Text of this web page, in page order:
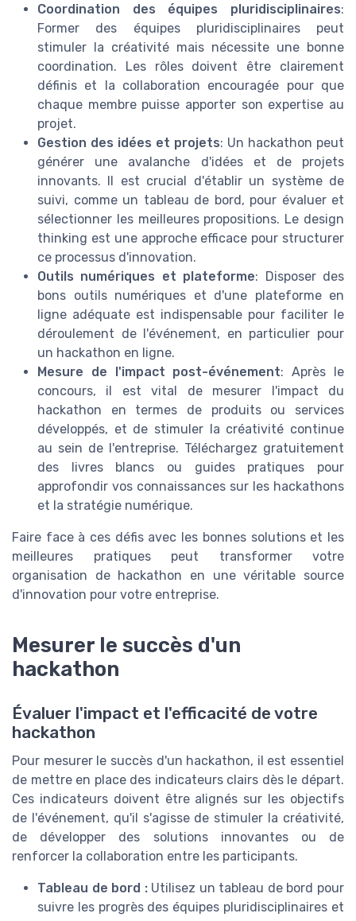
Coordination des équipes pluridisciplinaires:
Former des équipes pluridisciplinaires peut
stimuler la créativité mais nécessite une bonne
coordination. Les rôles doivent être clairement
définis et la collaboration encouragée pour que
chaque membre puisse apporter son expertise au
projet.
Gestion des idées et projets: Un hackathon peut
générer une avalanche d'idées et de projets
innovants. Il est crucial d'établir un système de
suivi, comme un tableau de bord, pour évaluer et
sélectionner les meilleures propositions. Le design
thinking est une approche efficace pour structurer
ce processus d'innovation.
Outils numériques et plateforme: Disposer des
bons outils numériques et d'une plateforme en
ligne adéquate est indispensable pour faciliter le
déroulement de l'événement, en particulier pour
un hackathon en ligne.
Mesure de l'impact post-événement: Après le
concours, il est vital de mesurer l'impact du
hackathon en termes de produits ou services
développés, et de stimuler la créativité continue
au sein de l'entreprise. Téléchargez gratuitement
des livres blancs ou guides pratiques pour
approfondir vos connaissances sur les hackathons
et la stratégie numérique.
Faire face à ces défis avec les bonnes solutions et les
meilleures pratiques peut transformer votre
organisation de hackathon en une véritable source
d'innovation pour votre entreprise.
Mesurer le succès d'un
hackathon
Évaluer l'impact et l'efficacité de votre
hackathon
Pour mesurer le succès d'un hackathon, il est essentiel
de mettre en place des indicateurs clairs dès le départ.
Ces indicateurs doivent être alignés sur les objectifs
de l'événement, qu'il s'agisse de stimuler la créativité,
de développer des solutions innovantes ou de
renforcer la collaboration entre les participants.
Tableau de bord :Utilisez un tableau de bord pour
suivre les progrès des équipes pluridisciplinaires et